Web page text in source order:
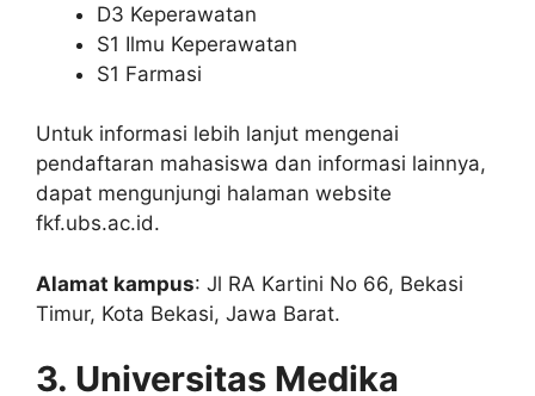
D3 Keperawatan
S1 Ilmu Keperawatan
S1 Farmasi
Untuk informasi lebih lanjut mengenai
pendaftaran mahasiswa dan informasi lainnya,
dapat mengunjungi halaman website
fkf.ubs.ac.id.
Alamat kampus: Jl RA Kartini No 66, Bekasi
Timur, Kota Bekasi, Jawa Barat.
3. Universitas Medika